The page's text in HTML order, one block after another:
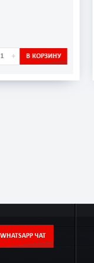
+ В КОРЗИНУ
WHATSAPP ЧАТ